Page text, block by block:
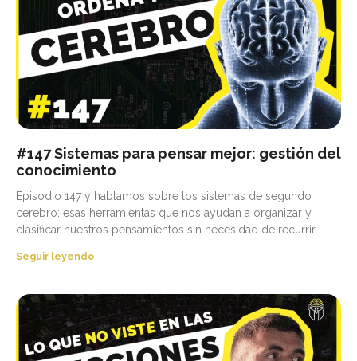
#147 Sistemas para pensar mejor: gestión del
conocimiento
Episodio 147 y hablamos sobre los sistemas de segundo
cerebro: esas herramientas que nos ayudan a organizar y
clasificar nuestros pensamientos sin necesidad de recurrir
Seguir leyendo